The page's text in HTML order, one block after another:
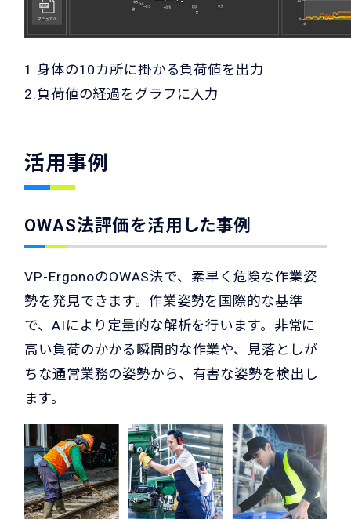
1.身体の10カ所に掛かる負荷値を出力
2.負荷値の経過をグラフに入力
活用事例
OWAS法評価を活用した事例
VP-ErgonoのOWAS法で、素早く危険な作業姿
勢を発見できます。作業姿勢を国際的な基準
で、AIにより定量的な解析を行います。非常に
高い負荷のかかる瞬間的な作業や、見落としが
ちな通常業務の姿勢から、有害な姿勢を検出し
ます。